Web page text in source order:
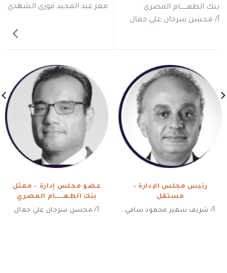
بنك الطعــــــام المصري
أ/ محسن سرحان علي جمال
معز عبد المجيد فوزي الشهدي
رئيس مجلس الإدارة –
مستقل
أ/ شريف سمير محمود سامي
عضو مجلس إدارة – ممثل
بنك الطعــــــام المصري
أ/ محسن سرحان علي جمال